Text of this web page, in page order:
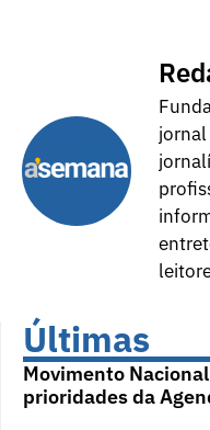
jornal
Últimas
Movimento
prioridades da